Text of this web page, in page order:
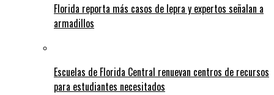
Florida reporta más casos de lepra y expertos señalan a
armadillos
Escuelas de Florida Central renuevan centros de recursos
para estudiantes necesitados